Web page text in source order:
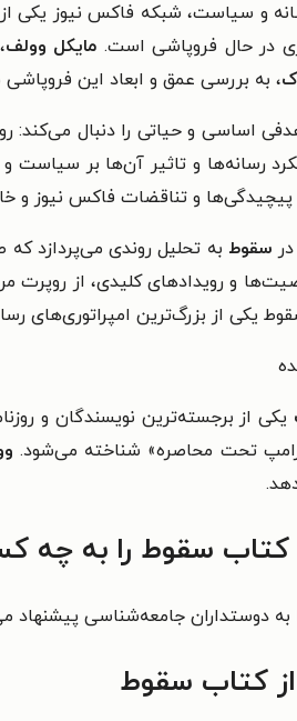
و سیاست، شبکه فاکس نیوز یکی از
در حال فروپاشی است. مایکل وولف
، به بررسی عمق و ابعاد این فروپاشی
اساسی و حیاتی را دنبال می‌کند:
رسانه‌ها و تاثیر آن‌ها بر
و تناقضات فاکس نیوز و
سقوط به تحلیل روندی می‌پردازد
و رویدادهای کلیدی، از روپرت
یکی از بزرگ‌ترین امپراتوری‌های
یکی از برجسته‌ترین نویسندگان و
تحت محاصره» شناخته می‌شود.
کتاب سقوط را به چه
به دوستداران جامعه‌شناسی پیشنهاد
کتاب سقوط